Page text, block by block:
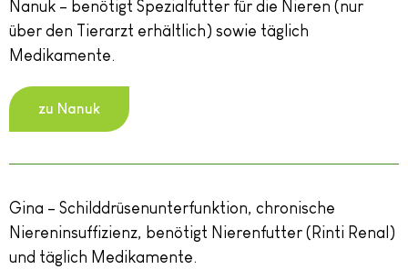
Nanuk – benötigt Spezialfutter für die Nieren (nur
über den Tierarzt erhältlich) sowie täglich
Medikamente.
zu Nanuk
Gina – Schilddrüsenunterfunktion, chronische
Niereninsuffizienz, benötigt Nierenfutter (Rinti Renal)
und täglich Medikamente.